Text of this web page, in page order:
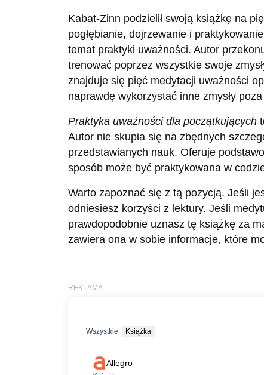
Kabat-Zinn podzielił swoją książkę na
pogłębianie, dojrzewanie i
temat praktyki uważności. Autor
trenować poprzez wszystkie swoje
znajduje się pięć medytacji uważności
naprawdę wykorzystać inne zmysły
Praktyka uważności dla początkujących
Autor nie skupia się na zbędnych
przedstawianych nauk. Oferuje
sposób może być praktykowana w
Warto zapoznać się z tą pozycją. Jeśli
odniesiesz korzyści z lektury. Jeśli
prawdopodobnie uznasz tę książkę za
zawiera ona w sobie informacje, które